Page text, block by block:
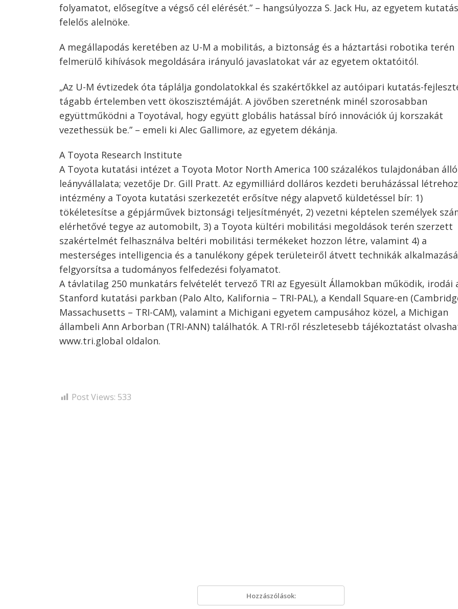
folyamatot, elősegítve a végső cél elérését.” – hangsúlyozza S. Jack Hu, az egyetem
felelős alelnöke.
A megállapodás keretében az U-M a mobilitás, a biztonság és a háztartási robotika terén
felmerülő kihívások megoldására irányuló javaslatokat vár az egyetem oktatóitól.
„Az U-M évtizedek óta táplálja gondolatokkal és szakértőkkel az autóipari kutatás-
tágabb értelemben vett ökoszisztémáját. A jövőben szeretnénk minél szorosabban
együttműködni a Toyotával, hogy együtt globális hatással bíró innovációk új korszakát
vezethessük be.” – emeli ki Alec Gallimore, az egyetem dékánja.
A Toyota Research Institute
A Toyota kutatási intézet a Toyota Motor North America 100 százalékos tulajdonában álló
leányvállalata; vezetője Dr. Gill Pratt. Az egymilliárd dolláros kezdeti beruházással
intézmény a Toyota kutatási szerkezetét erősítve négy alapvető küldetéssel bír: 1)
tökéletesítse a gépjárművek biztonsági teljesítményét, 2) vezetni képtelen személyek
elérhetővé tegye az automobilt, 3) a Toyota kültéri mobilitási megoldások terén szerzett
szakértelmét felhasználva beltéri mobilitási termékeket hozzon létre, valamint 4) a
mesterséges intelligencia és a tanulékony gépek területeiről átvett technikák
felgyorsítsa a tudományos felfedezési folyamatot.
A távlatilag 250 munkatárs felvételét tervező TRI az Egyesült Államokban működik, irodái
Stanford kutatási parkban (Palo Alto, Kalifornia – TRI-PAL), a Kendall Square-en
Massachusetts – TRI-CAM), valamint a Michigani egyetem campusához közel, a Michigan
állambeli Ann Arborban (TRI-ANN) találhatók. A TRI-ről részletesebb tájékoztatást
www.tri.global oldalon.
Post Views: 533
Hozzászólások: